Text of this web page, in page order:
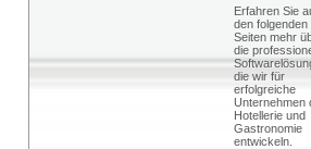
Erfahren Sie
den folgenden
Seiten mehr
die
die wir für
erfolgreiche
Unternehmen
Hotellerie und
Gastronomie
entwickeln.